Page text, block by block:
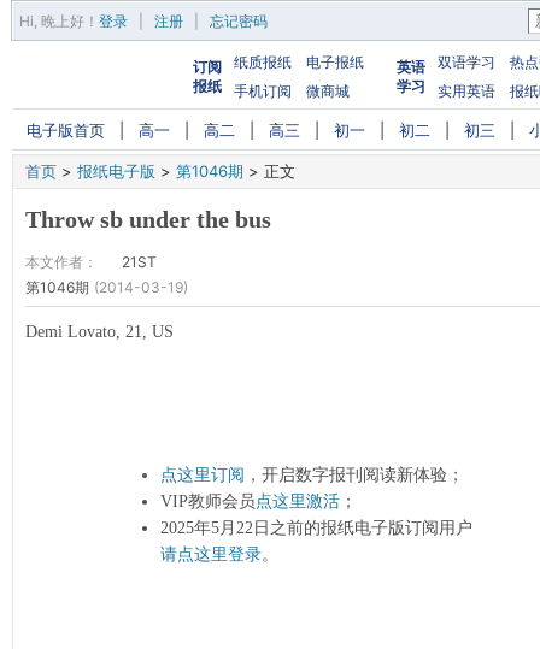
Hi, 晚上好 ！ 登录 注册 忘记密码
订阅
报纸
纸质报纸
电子报纸
手机订阅
微商城
英语
学习
双语学习
热
实用英语
报
电子版首页 高一 高二 高三 初一 初二 初三
首页 > 报纸电子版 > 第1046期 > 正文
Throw sb under the bus
本文作者：
21ST
第1046期 (2014-03-19)
Demi Lovato, 21, US
点这里订阅 ，开启数字报刊阅读新体验；
VIP教师会员点这里激活 ；
2025年5月22日之前的报纸电子版订阅用户
请点这里登录。